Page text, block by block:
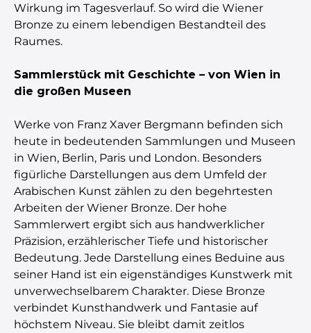
Wirkung im Tagesverlauf. So wird die Wiener
Bronze zu einem lebendigen Bestandteil des
Raumes.
Sammlerstück mit Geschichte – von Wien in
die großen Museen
Werke von Franz Xaver Bergmann befinden sich
heute in bedeutenden Sammlungen und Museen
in Wien, Berlin, Paris und London. Besonders
figürliche Darstellungen aus dem Umfeld der
Arabischen Kunst zählen zu den begehrtesten
Arbeiten der Wiener Bronze. Der hohe
Sammlerwert ergibt sich aus handwerklicher
Präzision, erzählerischer Tiefe und historischer
Bedeutung. Jede Darstellung eines Beduine aus
seiner Hand ist ein eigenständiges Kunstwerk mit
unverwechselbarem Charakter. Diese Bronze
verbindet Kunsthandwerk und Fantasie auf
höchstem Niveau. Sie bleibt damit zeitlos